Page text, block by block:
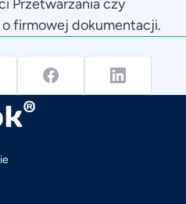
Przetwarzania czy
firmowej dokumentacji.